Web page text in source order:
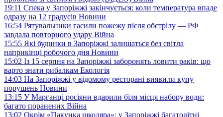
19:11 Спека у Запоріжжі закінчується: коли температура впаде
одразу на 12 градусів Новини
16:54 Рятувальники гасили пожежу після обстрілу — РФ
завдала повторного удару Війна
15:55 Які будинки в Запоріжжі залишаться без світла
наприкінці робочого дня Новини
15:02 Із 15 серпня на Запоріжжі заборонять ловити раків: що
варто знати рибалкам Екологія
14:03 На Запоріжжі у відомому ресторані виявили купу
порушень Новини
13:15 У Марганці росіяни вдарили біля місця набору води:
багато поранених Війна
13:02 Окрім «Пакунка школяра»: у Запоріжжі багатодітні